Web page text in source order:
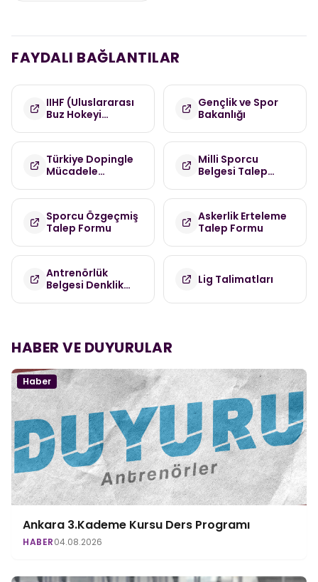
FAYDALI BAĞLANTILAR
IIHF (Uluslararası
Buz Hokeyi
Gençlik ve Spor
Bakanlığı
Türkiye Dopingle
Mücadele
(TDMK)
Milli Sporcu
Belgesi Talep
Sporcu Özgeçmiş
Talep Formu
Askerlik Erteleme
Talep Formu
Antrenörlük
Belgesi Denklik
Lig Talimatları
HABER VE DUYURULAR
Haber
Ankara 3.Kademe Kursu Ders Programı
HABER04.08.2026